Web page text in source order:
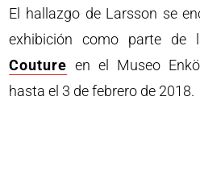
El hallazgo de Larsson se
exhibición como parte de
Couture en el Museo
hasta el 3 de febrero de 2018.